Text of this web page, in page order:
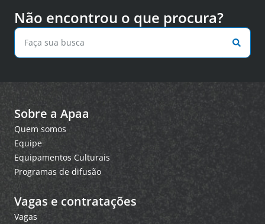
Não encontrou o que procura?
Sobre a Apaa
Quem somos
Equipe
Equipamentos Culturais
Programas de difusão
Vagas e contratações
Vagas